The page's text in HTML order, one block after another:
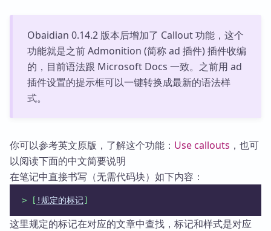
Obaidian 0.14.2 版本后增加了 Callout 功能，这个
功能就是之前 Admonition (简称 ad 插件) 插件收编
的，目前语法跟 Microsoft Docs 一致。之前用 ad
插件设置的提示框可以一键转换成最新的语法样
式。
你可以参考英文原版，了解这个功能： Use callouts ，也可
以阅读下面的中文简要说明
在笔记中直接书写（无需代码块）如下内容：
> [ !规定的标记]
这里规定的标记在对应的文章中查找，标记和样式是对应